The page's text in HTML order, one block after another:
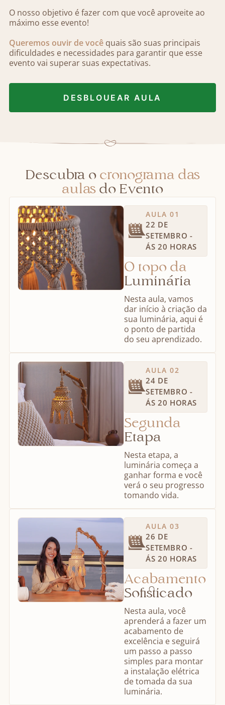
O nosso objetivo é fazer com que você aproveite ao
máximo esse evento!
Queremos ouvir de você quais são suas principais
dificuldades e necessidades para garantir que esse
evento vai superar suas expectativas.
DESBLOUEAR AULA
Descubra o cronograma das
aulas do Evento
AULA 01
22 DE
SETEMBRO -
ÁS 20 HORAS
O topo da
Luminária
Nesta aula, vamos
dar início à criação da
sua luminária, aqui é
o ponto de partida
do seu aprendizado.
AULA 02
24 DE
SETEMBRO -
ÁS 20 HORAS
Segunda
Etapa
Nesta etapa, a
luminária começa a
ganhar forma e você
verá o seu progresso
tomando vida.
AULA 03
26 DE
SETEMBRO -
ÁS 20 HORAS
Acabamento
Sofisticado
Nesta aula, você
aprenderá a fazer um
acabamento de
excelência e seguirá
um passo a passo
simples para montar
a instalação elétrica
de tomada da sua
luminária.